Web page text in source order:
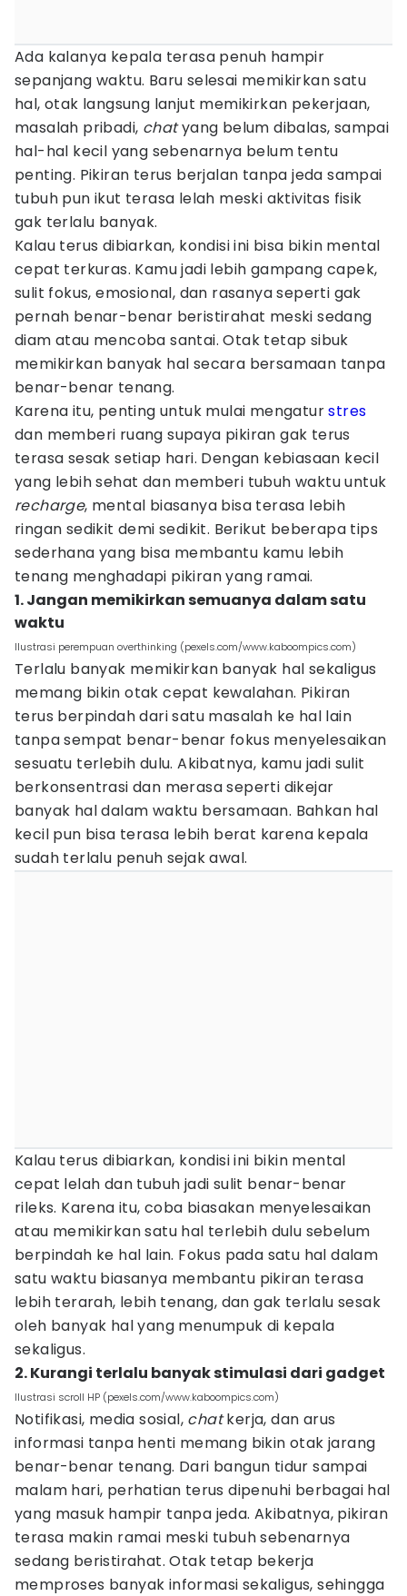
Ada kalanya kepala terasa penuh hampir
sepanjang waktu. Baru selesai memikirkan satu
hal, otak langsung lanjut memikirkan pekerjaan,
masalah pribadi, chatyang belum dibalas, sampai
hal-hal kecil yang sebenarnya belum tentu
penting. Pikiran terus berjalan tanpa jeda sampai
tubuh pun ikut terasa lelah meski aktivitas fisik
gak terlalu banyak.
Kalau terus dibiarkan, kondisi ini bisa bikin mental
cepat terkuras. Kamu jadi lebih gampang capek,
sulit fokus, emosional, dan rasanya seperti gak
pernah benar-benar beristirahat meski sedang
diam atau mencoba santai. Otak tetap sibuk
memikirkan banyak hal secara bersamaan tanpa
benar-benar tenang.
Karena itu, penting untuk mulai mengaturstres
dan memberi ruang supaya pikiran gak terus
terasa sesak setiap hari. Dengan kebiasaan kecil
yang lebih sehat dan memberi tubuh waktu untuk
recharge, mental biasanya bisa terasa lebih
ringan sedikit demi sedikit. Berikut beberapa tips
sederhana yang bisa membantu kamu lebih
tenang menghadapi pikiran yang ramai.
1. Jangan memikirkan semuanya dalam satu
waktu
Ilustrasi perempuan overthinking (pexels.com/www.kaboompics.com)
Terlalu banyak memikirkan banyak hal sekaligus
memang bikin otak cepat kewalahan. Pikiran
terus berpindah dari satu masalah ke hal lain
tanpa sempat benar-benar fokus menyelesaikan
sesuatu terlebih dulu. Akibatnya, kamu jadi sulit
berkonsentrasi dan merasa seperti dikejar
banyak hal dalam waktu bersamaan. Bahkan hal
kecil pun bisa terasa lebih berat karena kepala
sudah terlalu penuh sejak awal.
Kalau terus dibiarkan, kondisi ini bikin mental
cepat lelah dan tubuh jadi sulit benar-benar
rileks. Karena itu, coba biasakan menyelesaikan
atau memikirkan satu hal terlebih dulu sebelum
berpindah ke hal lain. Fokus pada satu hal dalam
satu waktu biasanya membantu pikiran terasa
lebih terarah, lebih tenang, dan gak terlalu sesak
oleh banyak hal yang menumpuk di kepala
sekaligus.
2. Kurangi terlalu banyak stimulasi dari gadget
Ilustrasi scroll HP (pexels.com/www.kaboompics.com)
Notifikasi, media sosial, chatkerja, dan arus
informasi tanpa henti memang bikin otak jarang
benar-benar tenang. Dari bangun tidur sampai
malam hari, perhatian terus dipenuhi berbagai hal
yang masuk hampir tanpa jeda. Akibatnya, pikiran
terasa makin ramai meski tubuh sebenarnya
sedang beristirahat. Otak tetap bekerja
memproses banyak informasi sekaligus, sehingga